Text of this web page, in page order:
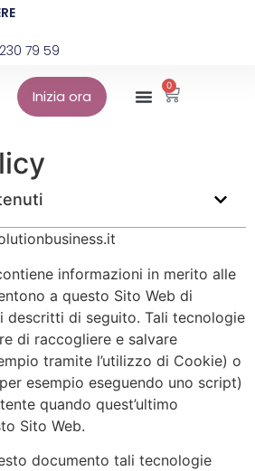
79 59
Inizia ora
0
informazioni in merito alle
a questo Sito Web di
descritti di seguito. Tali tecnologie
di raccogliere e salvare
tramite l’utilizzo di Cookie) o
esempio eseguendo uno script)
quando quest’ultimo
Sito Web.
documento tali tecnologie